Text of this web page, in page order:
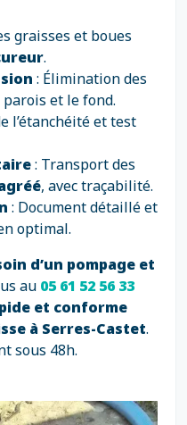
graisses et boues
.
: Élimination des
et le fond.
l’étanchéité et test
: Transport des
, avec traçabilité.
: Document détaillé et
optimal.
d’un pompage et
au 05 61 52 56 33
et conforme
à Serres-Castet.
sous 48h.